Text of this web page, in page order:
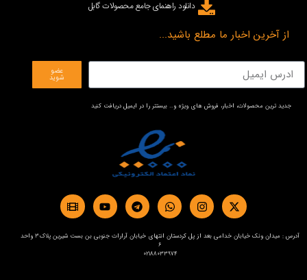
دانلود راهنمای جامع محصولات گابل
از آخرین اخبار ما مطلع باشید...
عضو
شوید
جدید ترین محصولات، اخبار، فروش های ویژه و… بیستتر را در ایمیل دریافت کنید
آدرس : میدان ونک خیابان خدامی بعد از پل کردستان انتهای خیابان آرارات جنوبی بن بست شیرین پلاک3 واحد
6
02188033974